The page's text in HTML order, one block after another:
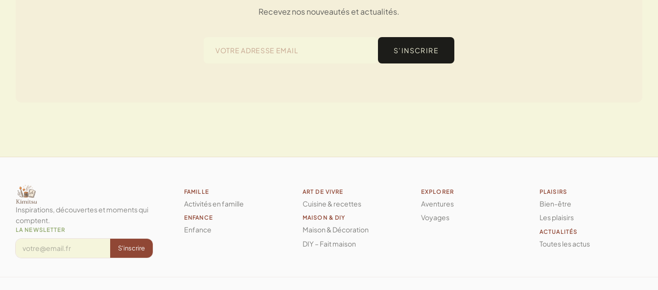
Recevez nos nouveautés et actualités.
S’INSCRIRE
Inspirations, découvertes et moments qui
comptent.
LA NEWSLETTER
S'inscrire
FAMILLE
Activités en famille
ENFANCE
Enfance
ART DE VIVRE
Cuisine & recettes
MAISON & DIY
Maison & Décoration
DIY – Fait maison
EXPLORER
Aventures
Voyages
PLAISIRS
Bien-être
Les plaisirs
ACTUALITÉS
Toutes les actus